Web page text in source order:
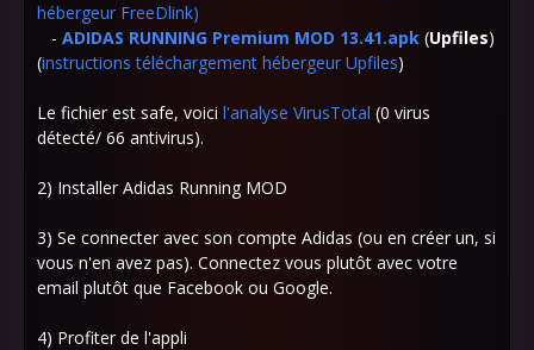
hébergeur FreeDlink)
- ADIDAS RUNNING Premium MOD 13.41.apk (Upfiles)
(instructions téléchargement hébergeur Upfiles)
Le fichier est safe, voici l'analyse VirusTotal (0 virus
détecté/ 66 antivirus).
2) Installer Adidas Running MOD
3) Se connecter avec son compte Adidas (ou en créer un, si
vous n'en avez pas). Connectez vous plutôt avec votre
email plutôt que Facebook ou Google.
4) Profiter de l'appli